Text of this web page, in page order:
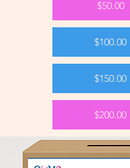
$50.00
$100.00
$150.00
$200.00